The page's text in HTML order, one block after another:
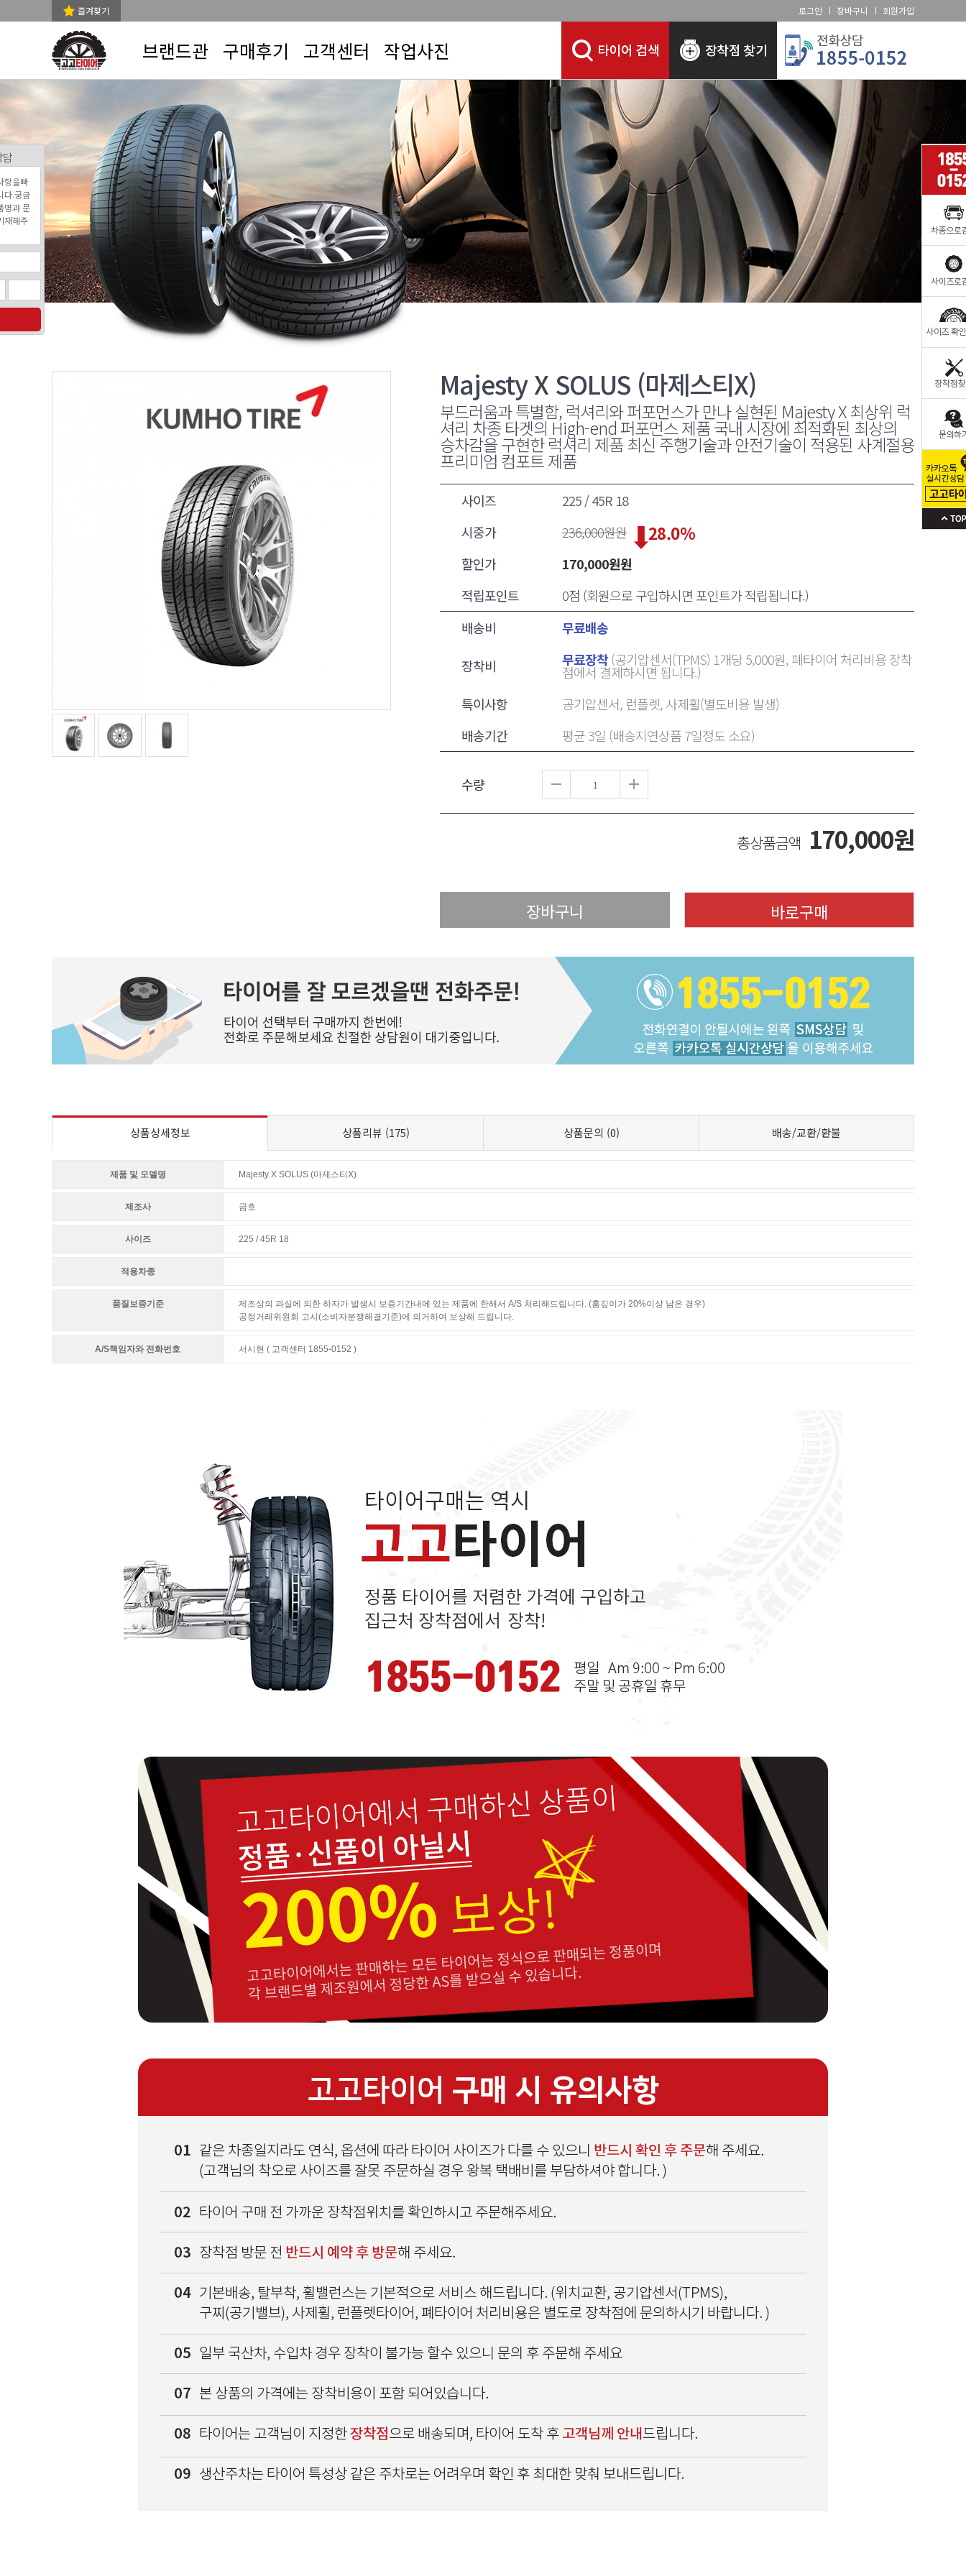
즐겨찾기 로그인 장바구니 회원가입
브랜드관 구매후기 고객센터 작업사진
Majesty X SOLUS (마제스티X)
부드러움과 특별함, 럭셔리와 퍼포먼스가 만나 실현된 Majesty X 최상위 럭
셔리 차종 타겟의 High-end 퍼포먼스 제품 국내 시장에 최적화된 최상의
승차감을 구현한 럭셔리 제품 최신 주행기술과 안전기술이 적용된 사계절용
프리미엄 컴포트 제품
사이즈
225 / 45R 18
시중가
236,000원원
할인가
170,000원원
28.0%
적립포인트
0점 (회원으로 구입하시면 포인트가 적립됩니다.)
배송비
무료배송
장착비 무료장착(공기압센서(TPMS) 1개당 5,000원, 폐타이어 처리비용 장착
점에서 결제하시면 됩니다.)
특이사항
공기압센서, 런플렛, 사제휠(별도비용 발생)
배송기간
평균 3일 (배송지연상품 7일정도 소요)
수량
총상품금액 170,000원
상품상세정보 상품리뷰 (175) 상품문의 (0) 배송/교환/환불
제품 및 모델명 Majesty X SOLUS (마제스티X)
제조사 금호
사이즈 225 / 45R 18
적용차종
품질보증기준
제조상의 과실에 의한 하자가 발생시 보증기간내에 있는 제품에 한해서 A/S 처리해드립니다. (홈깊이가 20%이상 남은 경우)
공정거래위원회 고시(소비자분쟁해결기준)에 의거하여 보상해 드립니다.
A/S책임자와 전화번호 서시현 ( 고객센터 1855-0152 )